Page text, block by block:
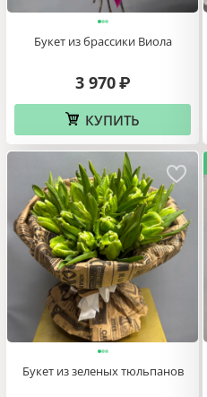
Букет из брассики Виола
3 970 ₽
КУПИТЬ
Букет из зеленых тюльпанов